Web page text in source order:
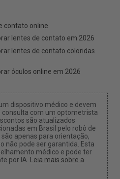
contato online
lentes de contato em 2026
lentes de contato coloridas
óculos online em 2026
dispositivo médico e devem
consulta com um optometrista
são atualizados
em Brasil pelo robô de
apenas para orientação,
não pode ser garantida. Esta
médico e pode ter
por IA.
Leia mais sobre a